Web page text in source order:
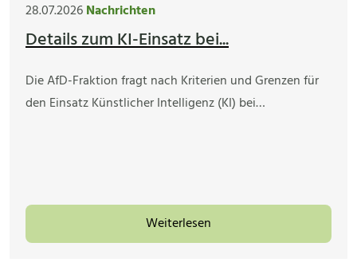
28.07.2026Nachrichten
Details zum KI-Einsatz bei...
Die AfD-Fraktion fragt nach Kriterien und Grenzen für
den Einsatz Künstlicher Intelligenz (KI) bei…
Weiterlesen